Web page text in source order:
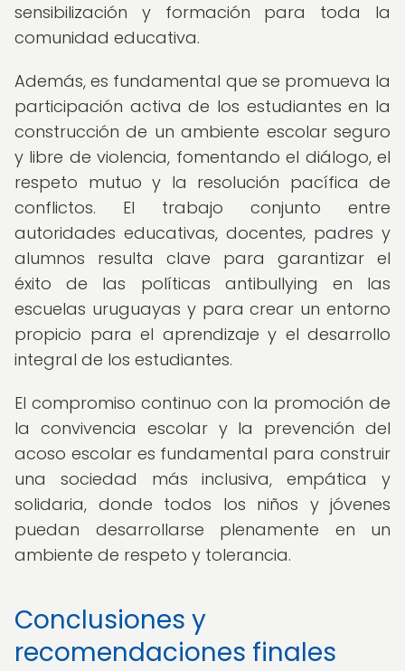
sensibilización y formación para toda la
comunidad educativa.
Además, es fundamental que se promueva la
participación activa de los estudiantes en la
construcción de un ambiente escolar seguro
y libre de violencia, fomentando el diálogo, el
respeto mutuo y la resolución pacífica de
conflictos. El trabajo conjunto entre
autoridades educativas, docentes, padres y
alumnos resulta clave para garantizar el
éxito de las políticas antibullying en las
escuelas uruguayas y para crear un entorno
propicio para el aprendizaje y el desarrollo
integral de los estudiantes.
El compromiso continuo con la promoción de
la convivencia escolar y la prevención del
acoso escolar es fundamental para construir
una sociedad más inclusiva, empática y
solidaria, donde todos los niños y jóvenes
puedan desarrollarse plenamente en un
ambiente de respeto y tolerancia.
Conclusiones y
recomendaciones finales